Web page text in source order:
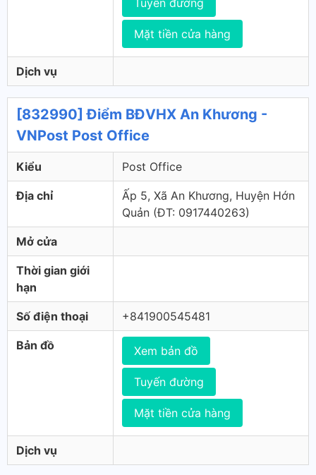
Tuyến đường
Mặt tiền cửa hàng
Dịch vụ
[832990] Điểm BĐVHX An Khương -
VNPost Post Office
Kiểu Post Office
Địa chỉ
Ấp 5, Xã An Khương, Huyện Hớn
Quản (ÐT: 0917440263)
Mở cửa
Thời gian giới
hạn
Số điện thoại +841900545481
Bản đồ Xem bản đồ
Tuyến đường
Mặt tiền cửa hàng
Dịch vụ